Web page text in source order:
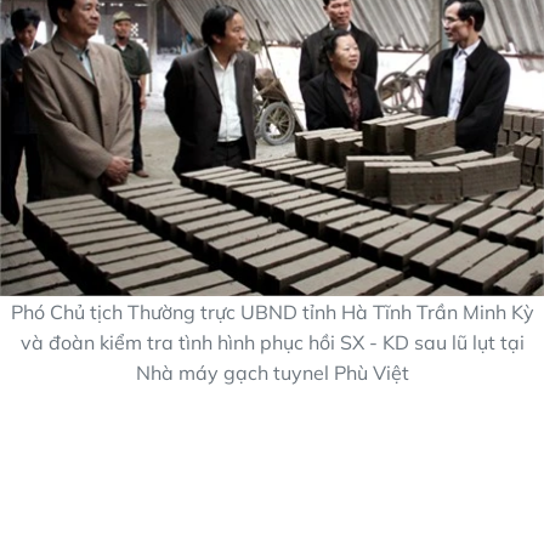
Phó Chủ tịch Thường trực UBND tỉnh Hà Tĩnh Trần Minh Kỳ
và đoàn kiểm tra tình hình phục hồi SX - KD sau lũ lụt tại
Nhà máy gạch tuynel Phù Việt